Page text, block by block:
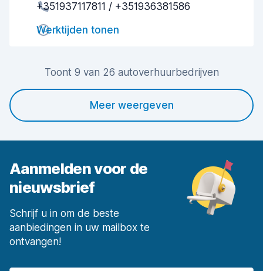
Snelheid ophaalproces
Snelheid inleverproces
Staat van de auto 8,1
+351937117811 / +351936381586
Werktijden tonen
Toont 9 van 26 autoverhuurbedrijven
Meer weergeven
Aanmelden voor de
nieuwsbrief
Schrijf u in om de beste
aanbiedingen in uw mailbox te
ontvangen!